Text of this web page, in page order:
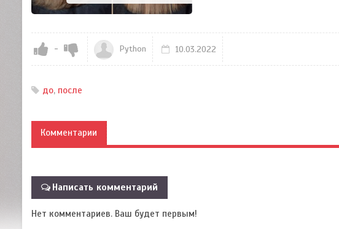
- Python 10.03.2022
до, после
Комментарии
Написать комментарий
Нет комментариев. Ваш будет первым!